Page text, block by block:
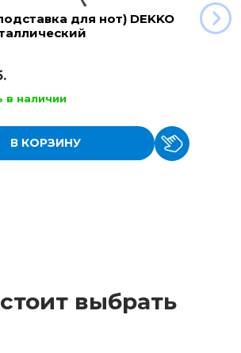
для нот) DEKKO
в наличии
В КОРЗИНУ
выбрать